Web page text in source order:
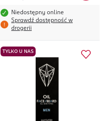
Niedostępny online
Sprawdź dostępność w
drogerii
TYLKO U NAS